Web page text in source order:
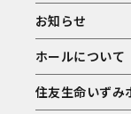
お知らせ
ホールについて
住友生命いずみ